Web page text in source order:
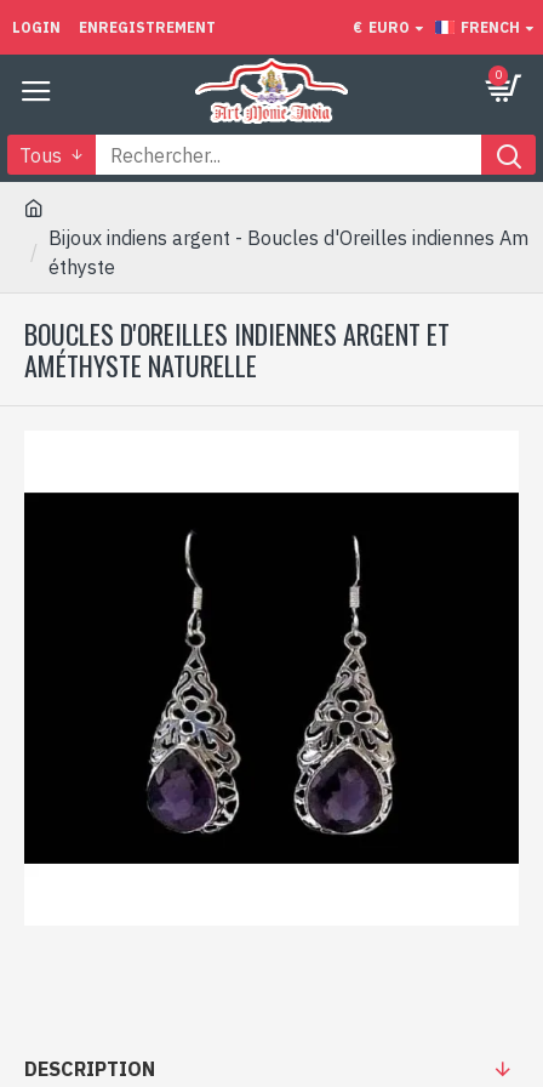
LOGIN ENREGISTREMENT € EURO FRENCH
0
Tous
Bijoux indiens argent - Boucles d'Oreilles indiennes Am
éthyste
BOUCLES D'OREILLES INDIENNES ARGENT ET
AMÉTHYSTE NATURELLE
DESCRIPTION